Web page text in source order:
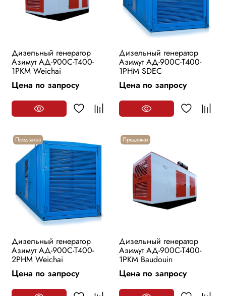
Дизельный генератор
Азимут АД-900С-Т400-
1РKМ Weichai
Цена по запросу
Дизельный генератор
Азимут АД-900С-Т400-
1РHМ SDEC
Цена по запросу
Предзаказ
Дизельный генератор
Азимут АД-900С-Т400-
2РHМ Weichai
Цена по запросу
Предзаказ
Дизельный генератор
Азимут АД-900С-Т400-
1РKМ Baudouin
Цена по запросу